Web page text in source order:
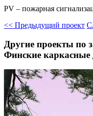
PV – пожарная
<< Предыдущий проект
Другие проекты по
Финские каркасные